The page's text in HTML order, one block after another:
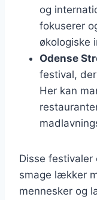
og
fokuserer
økologiske
Odense
festival,
Her kan
Disse
smage lækker
mennesker og